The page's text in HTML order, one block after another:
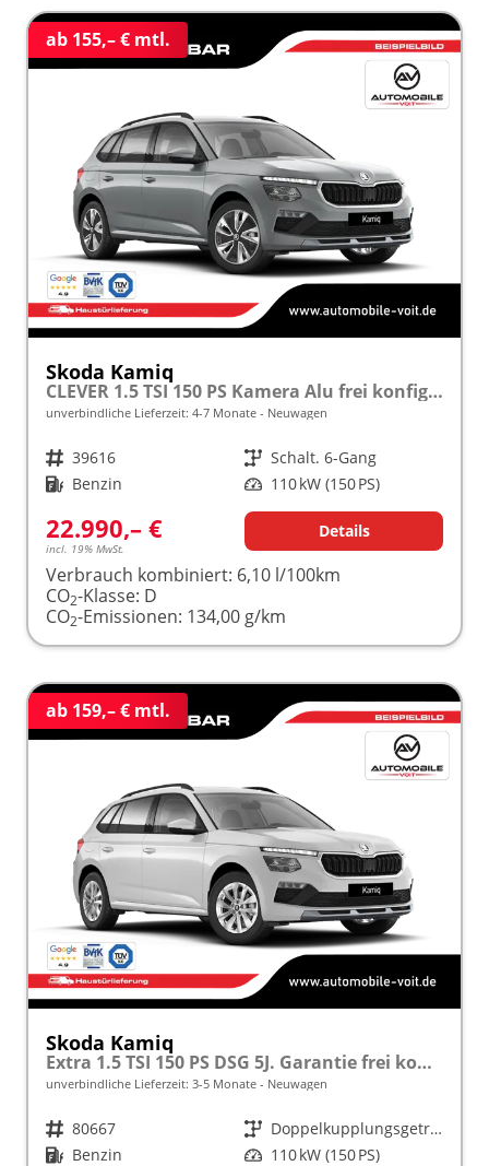
ab 155,– € mtl.
Skoda Kamiq
CLEVER 1.5 TSI 150 PS Kamera Alu frei konfigurierbar!
unverbindliche Lieferzeit: 4-7 Monate Neuwagen
Fahrzeugnr. 39616 Getriebe Schalt. 6-Gang
Kraftstoff Benzin Leistung 110 kW (150 PS)
22.990,– €
incl. 19% MwSt.
Details
Verbrauch kombiniert: 6,10 l/100km
CO2-Klasse: D
CO2-Emissionen: 134,00 g/km
ab 159,– € mtl.
Skoda Kamiq
Extra 1.5 TSI 150 PS DSG 5J. Garantie frei konfigurierbar!
unverbindliche Lieferzeit: 3-5 Monate Neuwagen
Fahrzeugnr. 80667 Getriebe
Doppelkupplungsgetriebe (DSG)
Kraftstoff Benzin Leistung 110 kW (150 PS)